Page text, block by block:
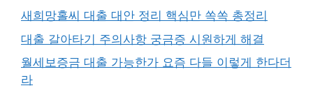
새희망홀씨 대출 대안 정리 핵심만 쏙쏙 총정리
대출 갈아타기 주의사항 궁금증 시원하게 해결
월세보증금 대출 가능한가 요즘 다들 이렇게 한다더
라